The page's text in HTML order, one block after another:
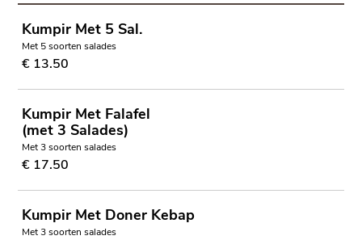
Kumpir Met 5 Sal.
Met 5 soorten salades
€ 13.50
Kumpir Met Falafel
(met 3 Salades)
Met 3 soorten salades
€ 17.50
Kumpir Met Doner Kebap
Met 3 soorten salades